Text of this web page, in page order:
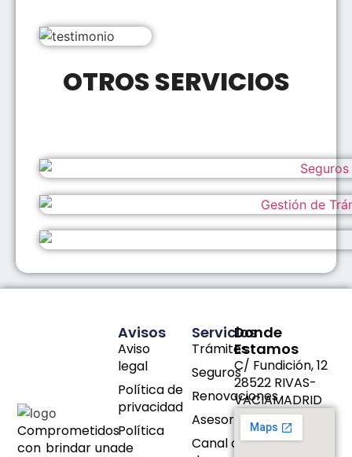
OTROS SERVICIOS
Comprometidos
con brindar una
Servicios
Trámites
Seguros
Renovaciones
Asesoramiento
Canal de
Avisos
Aviso
legal
Política de
privacidad
Política
de
Donde
Estamos
C/ Fundición, 12
28522 RIVAS-
VACIAMADRID